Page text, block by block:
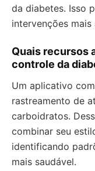
da diabetes. Isso
intervenções
Quais recursos
controle da
Um aplicativo
rastreamento de
carboidratos.
combinar seu
identificando
mais saudável.